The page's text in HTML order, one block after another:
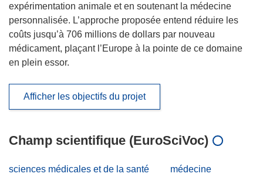
expérimentation animale et en soutenant la médecine
personnalisée. L’approche proposée entend réduire les
coûts jusqu’à 706 millions de dollars par nouveau
médicament, plaçant l’Europe à la pointe de ce domaine
en plein essor.
Afficher les objectifs du projet
Champ scientifique (EuroSciVoc)
sciences médicales et de la santé
médecine